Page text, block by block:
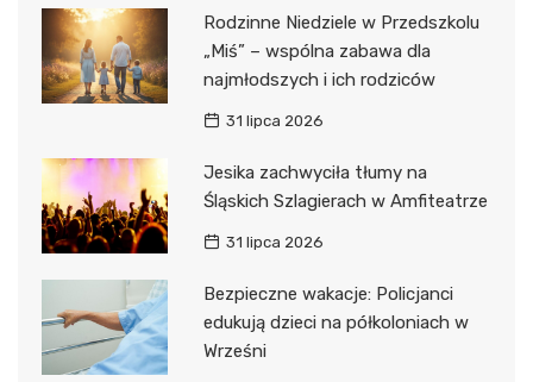
Rodzinne Niedziele w Przedszkolu
„Miś” – wspólna zabawa dla
najmłodszych i ich rodziców
31 lipca 2026
Jesika zachwyciła tłumy na
Śląskich Szlagierach w Amfiteatrze
31 lipca 2026
Bezpieczne wakacje: Policjanci
edukują dzieci na półkoloniach w
Wrześni